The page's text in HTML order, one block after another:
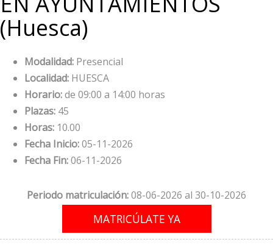
(Huesca)
Modalidad: Presencial
Localidad: HUESCA
Horario:de 09:00 a 14:00 horas
Plazas: 45
Horas: 10.00
Fecha Inicio:05-11-2026
Fecha Fin:06-11-2026
Periodo matriculación:08-06-2026 al 30-10-2026